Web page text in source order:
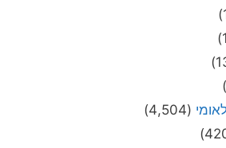
(4,504)